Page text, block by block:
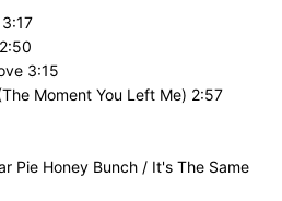
3:15
Moment You Left Me) 2:57
Pie Honey Bunch / It's The Same